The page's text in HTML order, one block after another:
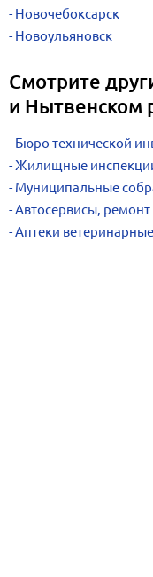
Новочебоксарск
Новоульяновск
Смотрите
и Нытвенском
Бюро технической
Жилищные
Муниципальные
Автосервисы,
Аптеки ветеринарные